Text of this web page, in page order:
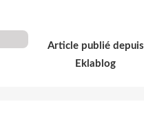
Article publié depuis
Eklablog